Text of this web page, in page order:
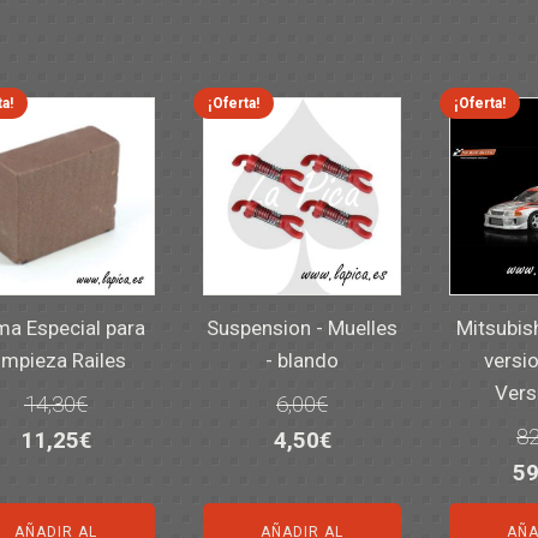
Especial para
Railes
14,30€
El
original
11,25€El
actual
AÑADIR AL
¡Oferta!
Suspension - Muelles
- blando
6,00€
El
original
4,50€El
actual
AÑADIR AL
¡Oferta!
El